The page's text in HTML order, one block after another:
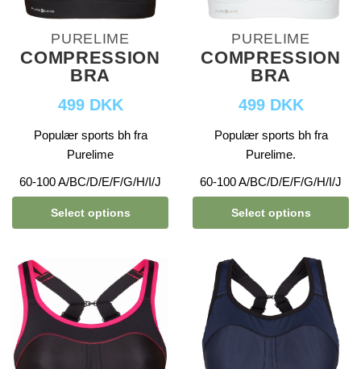
PURELIME
COMPRESSION
BRA
499 DKK
Populær sports bh fra
Purelime
60-100 A/BC/D/E/F/G/H/I/J
Select options
PURELIME
COMPRESSION
BRA
499 DKK
Populær sports bh fra
Purelime.
60-100 A/BC/D/E/F/G/H/I/J
Select options